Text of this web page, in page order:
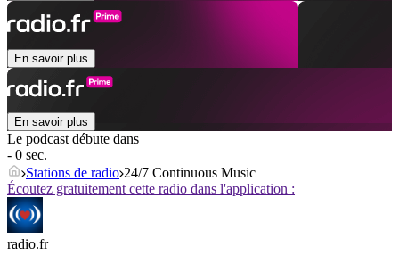
En savoir plus
En savoir plus
Le podcast débute dans
- 0 sec.
Stations de radio 24/7 Continuous Music
Écoutez gratuitement cette radio dans l'application :
radio.fr